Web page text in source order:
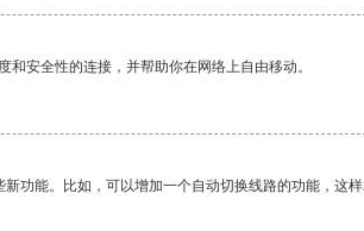
安全性的连接，并帮助你在网络上自由移动。
功能。比如，可以增加一个自动切换线路的功能，这